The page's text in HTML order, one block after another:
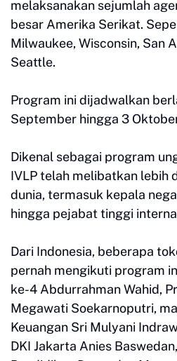
melaksanakan sejumlah
besar Amerika Serikat.
Milwaukee, Wisconsin, San
Seattle.
Program ini dijadwalkan
September hingga 3
Dikenal sebagai program
IVLP telah melibatkan lebih
dunia, termasuk kepala
hingga pejabat tinggi
Dari Indonesia, beberapa
pernah mengikuti program
ke-4 Abdurrahman Wahid,
Megawati Soekarnoputri,
Keuangan Sri Mulyani
DKI Jakarta Anies